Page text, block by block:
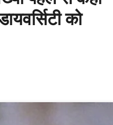
को